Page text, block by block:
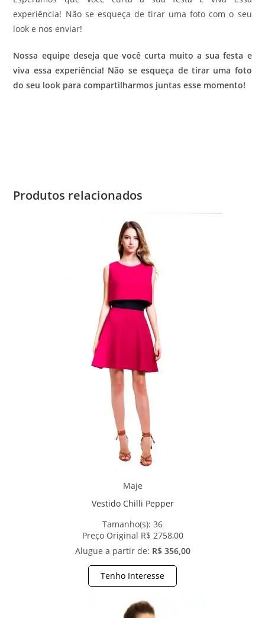
experiência! Não se esqueça de tirar uma foto com o seu
look e nos enviar!
Nossa equipe deseja que você curta muito a sua festa e
viva essa experiência! Não se esqueça de tirar uma foto
do seu look para compartilharmos juntas esse momento!
Produtos relacionados
Maje
Vestido Chilli Pepper
Tamanho(s): 36
Preço Original R$ 2758,00
Alugue a partir de: R$ 356,00
Tenho Interesse